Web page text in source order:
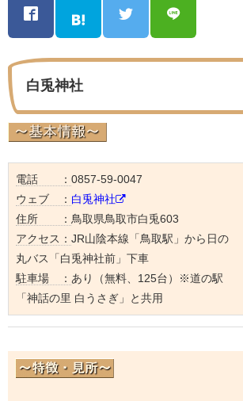
白兎神社
電話 ： 0857-59-0047
ウェブ ： 白兎神社
住所 ： 鳥取県鳥取市白兎603
アクセス： JR山陰本線「鳥取駅」から日の
丸バス「白兎神社前」下車
駐車場 ： あり（無料、125台）※道の駅
「神話の里 白うさぎ」と共用